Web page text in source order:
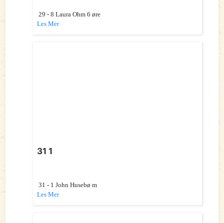
29 - 8 Laura Ohm 6 øre
Les Mer
31 1
31 - 1 John Husebø m
Les Mer